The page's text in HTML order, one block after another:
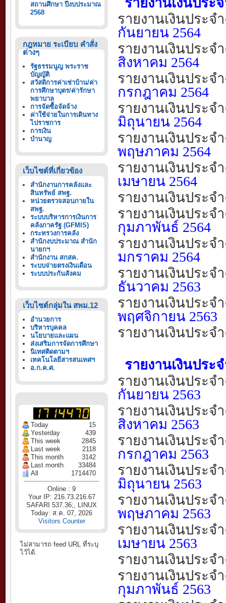
สถานศึกษา ปีงบประมาณ
2568
กฎหมาย ระเบียบ คำสั่ง
ต่างๆ
รัฐธรรมนูญ พระราช
บัญญัติ
สวัสดิการค่าเช่าบ้าน/ค่า
การศึกษาบุตร/ค่ารักษา
พยาบาล
การจัดซื้อจัดจ้าง
ค่าใช้จ่ายในการเดินทาง
ไปราชการ
การเงิน
บำนาญ
เว็บไซต์ที่เกี่ยวข้อง
สำนักงานการคลังและ
สินทรัพย์ สพฐ.
หน่วยตรวจสอบภายใน
สพฐ.
ระบบบริหารการเงินการ
คลังภาครัฐ (GFMIS)
กระทรวงการคลัง
สำนักงบประมาณ สำนัก
นายกฯ
สำนักงาน สกสค.
ระบบจ่ายตรงเงินเดือน
ระบบประกันสังคม
เว็บไซต์กลุ่มใน สพม.12
อำนวยการ
บริหารบุคคล
นโยบายและแผน
ส่งเสริมการจัดการศึกษา
นิเทศติดตามฯ
เทคโนโลยีสารสนเทศฯ
อ.ก.ค.ศ.
Today
15
Yesterday
439
This week
2845
Last week
2118
This month
3142
Last month
33484
All
1714470
Online : 9
Your IP: 216.73.216.67
SAFARI 537.36;, LINUX
Today: ส.ค. 07, 2026
Visitors Counter
ไม่สามารถ feed URL ที่ระบุ
ไว้ได้.
รายงานเงินประจ
กันยายน 2564
รายงานเงินประจ
สิงหาคม 2564
รายงานเงินประจ
กรกฎาคม 2564
รายงานเงินประจ
มิถุนายน 2564
รายงานเงินประจ
พฤษภาคม 2564
รายงานเงินประจ
เมษายน 2564
รายงานเงินประจ
รายงานเงินประจ
กุมภาพันธ์ 2564
รายงานเงินประจ
มกราคม 2564
รายงานเงินประจ
ธันวาคม 2563
รายงานเงินประจ
พฤศจิกายน 2563
รายงานเงินประจ
รายงานเงินประ
รายงานเงินประจ
กันยายน 2563
รายงานเงินประจ
สิงหาคม 2563
รายงานเงินประจ
กรกฎาคม 2563
รายงานเงินประจ
มิถุนายน 2563
รายงานเงินประจ
พฤษภาคม 2563
รายงานเงินประจ
เมษายน 2563
รายงานเงินประจ
รายงานเงินประจ
กุมภาพันธ์ 2563